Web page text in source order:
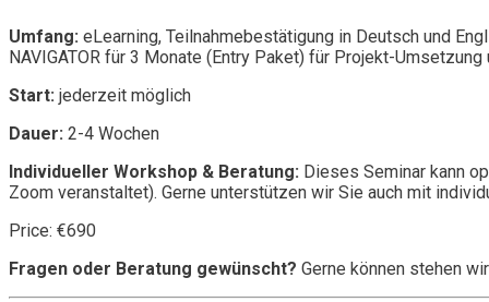
Umfang: eLearning, Teilnahmebestätigung in Deutsch und
NAVIGATOR für 3 Monate (Entry Paket) für Projekt-
Start: jederzeit möglich
Dauer: 2-4 Wochen
Individueller Workshop & Beratung: Dieses Seminar kann
Zoom veranstaltet). Gerne unterstützen wir Sie auch mit
Price: €690
Fragen oder Beratung gewünscht? Gerne können stehen